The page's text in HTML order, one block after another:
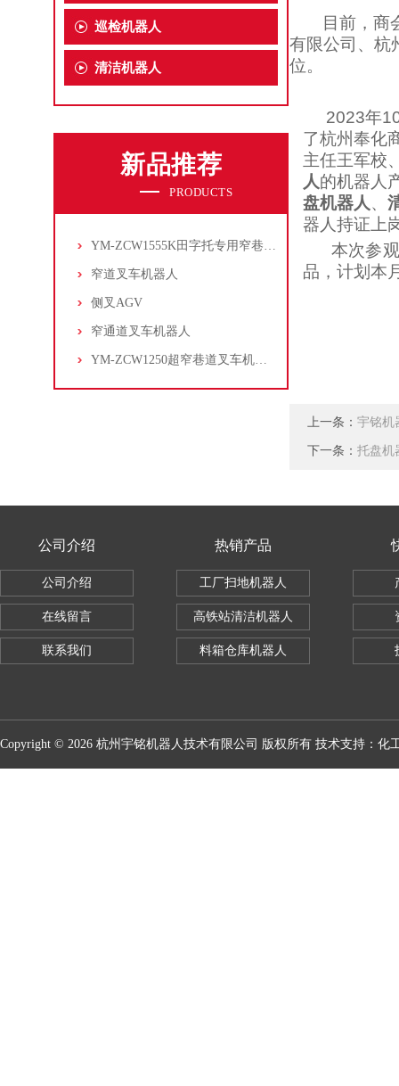
巡检机器人
清洁机器人
新品推荐
PRODUCTS
YM-ZCW1555K田字托专用窄巷道叉车机器人
窄道叉车机器人
侧叉AGV
窄通道叉车机器人
YM-ZCW1250超窄巷道叉车机器人
目前，商
有限公司、杭
位。
2023年
了杭州奉化
主任王军校
人的机器人
盘机器人 、
器人持证上
本次参观
品，计划本
上一条： 宇铭机
下一条： 托盘机
公司介绍
公司介绍
在线留言
联系我们
热销产品
工厂扫地机器人
高铁站清洁机器人
料箱仓库机器人
Copyright © 2026 杭州宇铭机器人技术有限公司 版权所有 技术支持： 化